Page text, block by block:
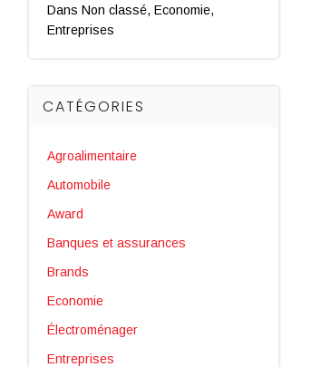
Dans Non classé, Economie,
Entreprises
CATÉGORIES
Agroalimentaire
Automobile
Award
Banques et assurances
Brands
Economie
Électroménager
Entreprises